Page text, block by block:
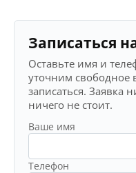
Записаться
Оставьте имя и
уточним свободное
записаться. Заявка
ничего не стоит.
Ваше имя
Телефон